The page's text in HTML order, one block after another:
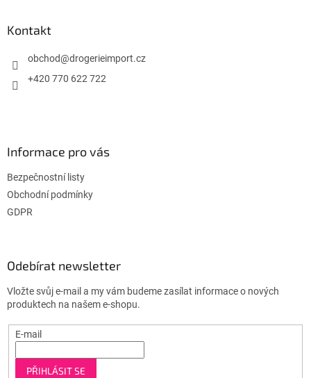
Kontakt
obchod@drogerieimport.cz
+420 770 622 722
Informace pro vás
Bezpečnostní listy
Obchodní podmínky
GDPR
Odebírat newsletter
Vložte svůj e-mail a my vám budeme zasílat informace o nových
produktech na našem e-shopu.
E-mail
PŘIHLÁSIT SE